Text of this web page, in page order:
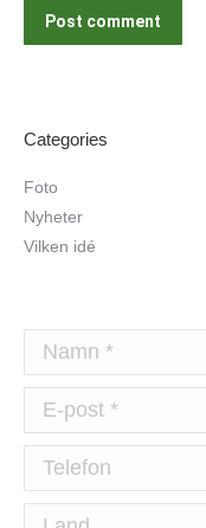
Post comment
Categories
Foto
Nyheter
Vilken idé
Namn *
E-post *
Telefon
Land